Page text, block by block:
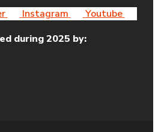
Instagram
Youtube
during 2025 by: